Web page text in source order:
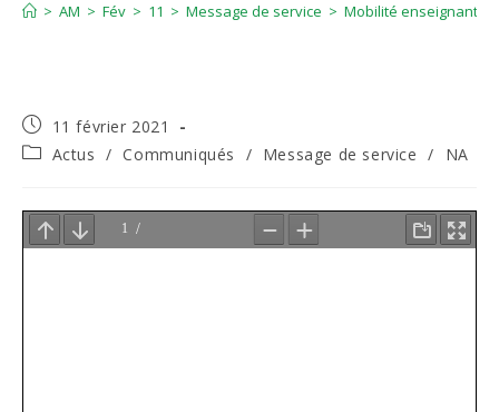
> AM > Fév > 11 > Message de service > Mobilité
Publication
publiée :
11 février 2021
PostActus / Communiqués / Message de service / NA